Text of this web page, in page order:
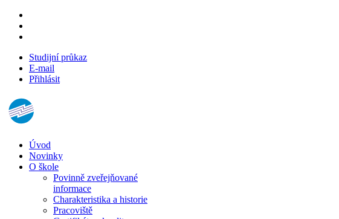
Studijní průkaz
E-mail
Přihlásit
Úvod
Novinky
O škole
Povinně zveřejňované
informace
Charakteristika a historie
Pracoviště